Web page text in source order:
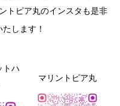
トピア丸のインスタも是非
します！
トハ
マリントピア丸